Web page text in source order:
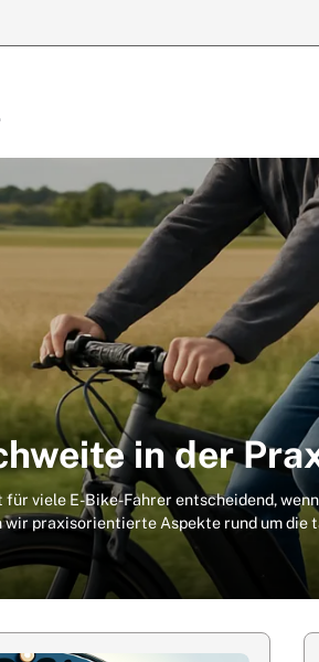
in der
viele E-Bike-Fahrer entscheidend,
praxisorientierte Aspekte rund um